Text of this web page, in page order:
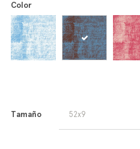
Color
Tamaño